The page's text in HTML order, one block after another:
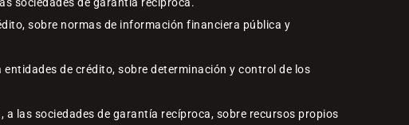
sociedades de garantía recíproca.
sobre normas de información financiera pública y
de crédito, sobre determinación y control de los
las sociedades de garantía recíproca, sobre recursos propios